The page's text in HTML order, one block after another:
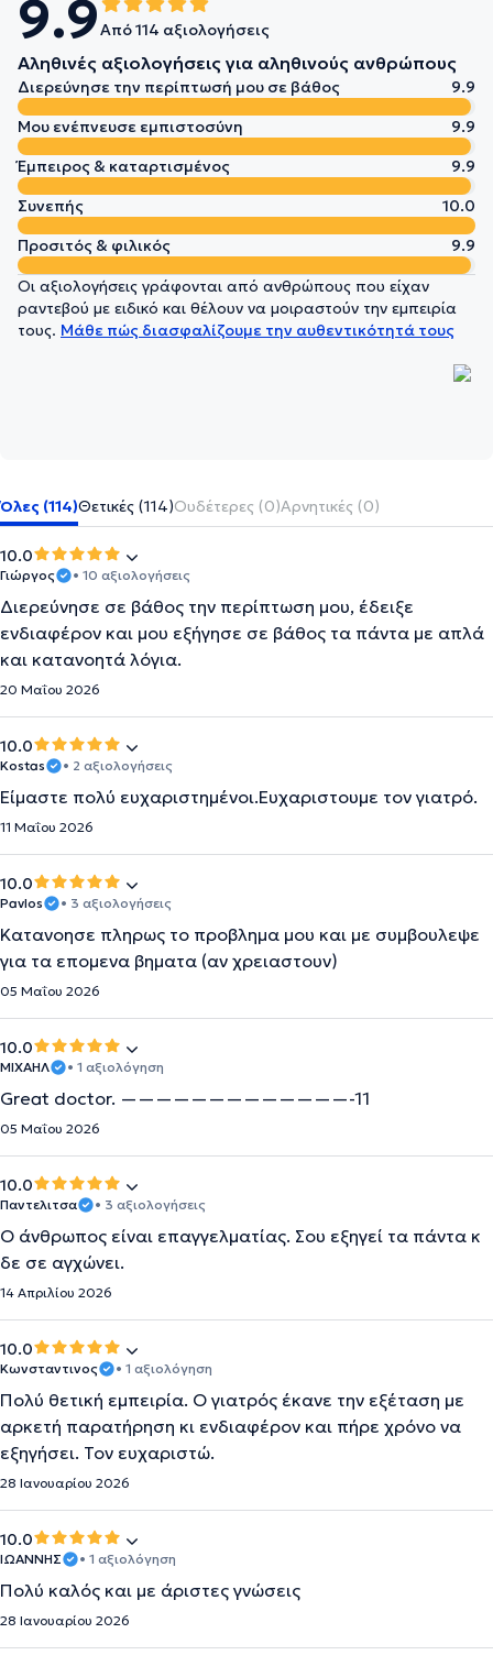
9.9Από 114 αξιολογήσεις
Αληθινές αξιολογήσεις για αληθινούς ανθρώπους
Διερεύνησε την περίπτωσή μου σε βάθος
9.9
Μου ενέπνευσε εμπιστοσύνη
9.9
Έμπειρος & καταρτισμένος
9.9
Συνεπής
10.0
Προσιτός & φιλικός
9.9
Οι αξιολογήσεις γράφονται από ανθρώπους που είχαν
ραντεβού με ειδικό και θέλουν να μοιραστούν την εμπειρία
τους. Μάθε πώς διασφαλίζουμε την αυθεντικότητά τους
Όλες (114)Θετικές (114)Ουδέτερες (0)Αρνητικές (0)
10.0
Γιώργος • 10 αξιολογήσεις
Διερεύνησε σε βάθος την περίπτωση μου, έδειξε
ενδιαφέρον και μου εξήγησε σε βάθος τα πάντα με απλά
και κατανοητά λόγια.
20 Μαΐου 2026
10.0
Kostas • 2 αξιολογήσεις
Είμαστε πολύ ευχαριστημένοι.Ευχαριστουμε τον γιατρό.
11 Μαΐου 2026
10.0
Pavlos • 3 αξιολογήσεις
Κατανοησε πληρως το προβλημα μου και με συμβουλεψε
για τα επομενα βηματα (αν χρειαστουν)
05 Μαΐου 2026
10.0
ΜΙΧΑΗΛ • 1 αξιολόγηση
Great doctor. —————————————-11
05 Μαΐου 2026
10.0
Παντελιτσα • 3 αξιολογήσεις
Ο άνθρωπος είναι επαγγελματίας. Σου εξηγεί τα πάντα κ
δε σε αγχώνει.
14 Απριλίου 2026
10.0
Κωνσταντινος • 1 αξιολόγηση
Πολύ θετική εμπειρία. Ο γιατρός έκανε την εξέταση με
αρκετή παρατήρηση κι ενδιαφέρον και πήρε χρόνο να
εξηγήσει. Τον ευχαριστώ.
28 Ιανουαρίου 2026
10.0
ΙΩΑΝΝΗΣ • 1 αξιολόγηση
Πολύ καλός και με άριστες γνώσεις
28 Ιανουαρίου 2026